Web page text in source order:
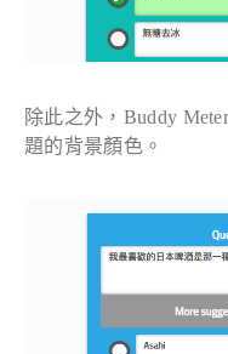
除此之外，Buddy
題的背景顏色。